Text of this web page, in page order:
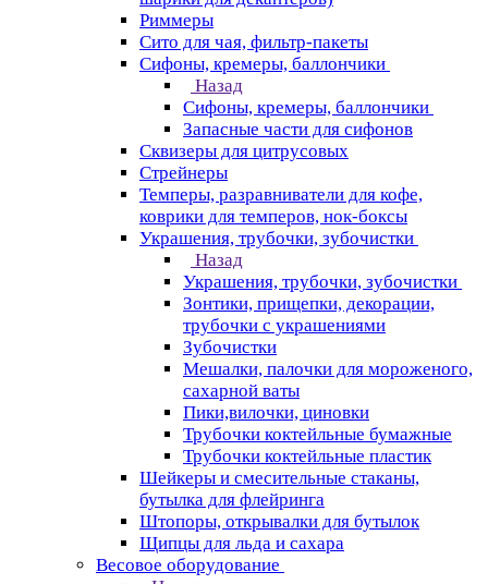
Риммеры
Сито для чая, фильтр-пакеты
Сифоны, кремеры, баллончики
Назад
Сифоны, кремеры, баллончики
Запасные части для сифонов
Сквизеры для цитрусовых
Стрейнеры
Темперы, разравниватели для кофе,
коврики для темперов, нок-боксы
Украшения, трубочки, зубочистки
Назад
Украшения, трубочки, зубочистки
Зонтики, прищепки, декорации,
трубочки с украшениями
Зубочистки
Мешалки, палочки для мороженого,
сахарной ваты
Пики,вилочки, циновки
Трубочки коктейльные бумажные
Трубочки коктейльные пластик
Шейкеры и смесительные стаканы,
бутылка для флейринга
Штопоры, открывалки для бутылок
Щипцы для льда и сахара
Весовое оборудование